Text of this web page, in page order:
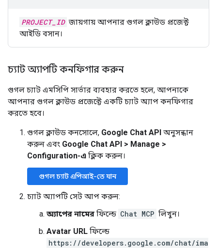
PROJECT_ID জায়গায় আপনার গুগল ক্লাউড প্রজেক্ট
আইডি বসান।
চ্যাট অ্যাপটি কনফিগার করুন
গুগল চ্যাট এমসিপি সার্ভার ব্যবহার করতে হলে, আপনাকে
আপনার গুগল ক্লাউড প্রজেক্টে একটি চ্যাট অ্যাপ কনফিগার
করতে হবে।
গুগল ক্লাউড কনসোলে, Google Chat API অনুসন্ধান
করুন এবং Google Chat API > Manage >
Configuration-এ ক্লিক করুন।
গুগল চ্যাট এপিআই-তে যান
চ্যাট অ্যাপটি সেট আপ করুন:
অ্যাপের নামের ফিল্ডে Chat MCP লিখুন।
Avatar URL ফিল্ডে
https://developers.google.com/chat/ima